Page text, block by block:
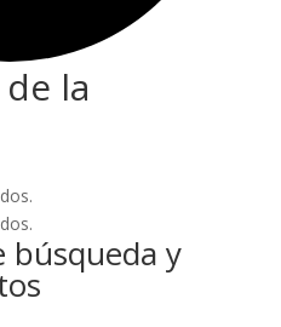
la
búsqueda y